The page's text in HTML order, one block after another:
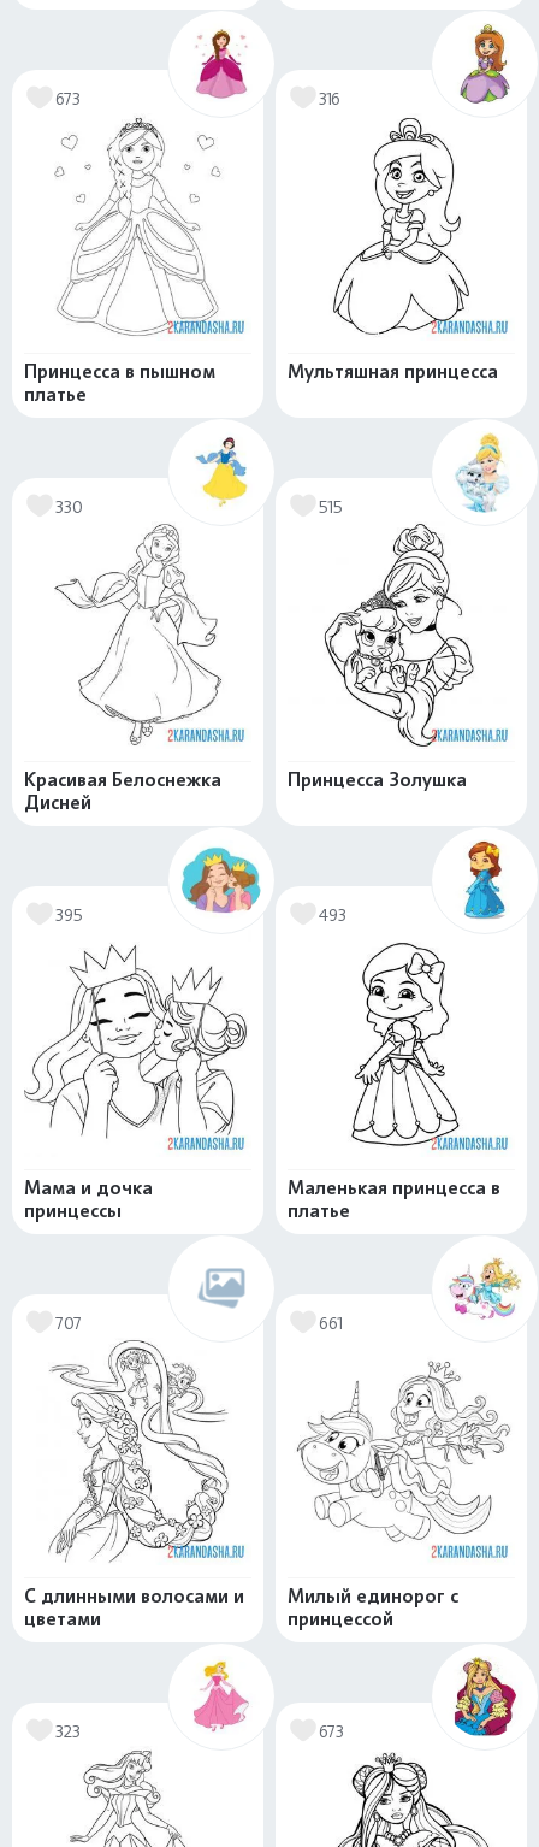
673
Принцесса в пышном
платье
316
Мультяшная принцесса
330
Красивая Белоснежка
Дисней
515
Принцесса Золушка
395
Мама и дочка
принцессы
493
Маленькая принцесса в
платье
707
С длинными волосами и
цветами
661
Милый единорог с
принцессой
323 673